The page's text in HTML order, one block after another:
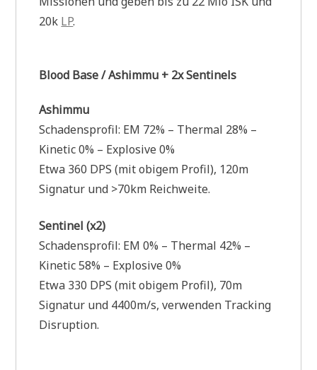
20k LP.
Blood Base / Ashimmu + 2x Sentinels
Ashimmu
Schadensprofil: EM 72% – Thermal 28% –
Kinetic 0% – Explosive 0%
Etwa 360 DPS (mit obigem Profil), 120m
Signatur und >70km Reichweite.
Sentinel (x2)
Schadensprofil: EM 0% – Thermal 42% –
Kinetic 58% – Explosive 0%
Etwa 330 DPS (mit obigem Profil), 70m
Signatur und 4400m/s, verwenden Tracking
Disruption.